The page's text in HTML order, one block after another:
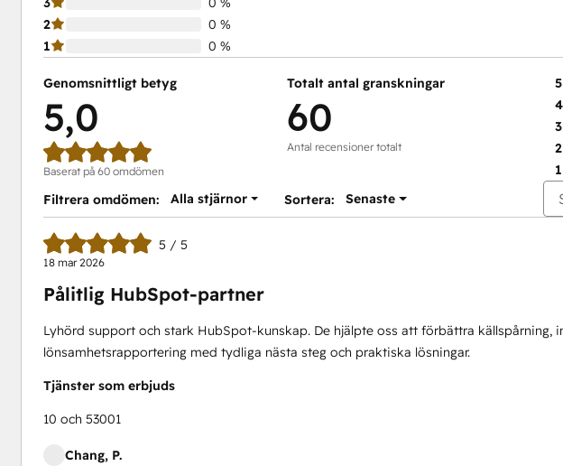
2
0 %
1
0 %
Genomsnittligt betyg
5,0
Baserat på 60 omdömen
Totalt antal granskningar
60
Antal recensioner totalt
5
4
3
2
1
Filtrera omdömen:
Alla stjärnor Sortera: Senaste
5 / 5
18 mar 2026
Pålitlig HubSpot-partner
Lyhörd support och stark HubSpot-kunskap. De hjälpte oss att förbättra källspårning,
lönsamhetsrapportering med tydliga nästa steg och praktiska lösningar.
Tjänster som erbjuds
10 och 53001
Chang, P.